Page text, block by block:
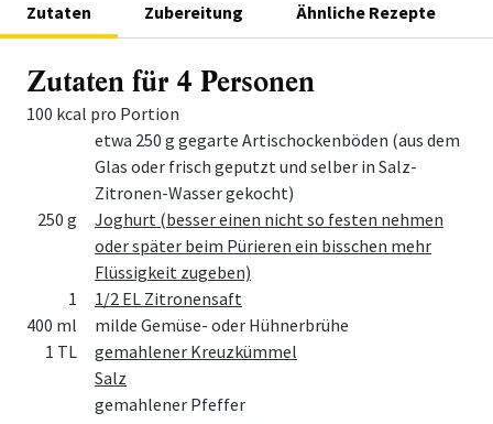
Zutaten Zubereitung Ähnliche Rezepte
Zutaten für 4 Personen
100 kcal pro Portion
Zutat
etwa 250 g gegarte Artischockenböden (aus dem
Glas oder frisch geputzt und selber in Salz-
Zitronen-Wasser gekocht)
250 g
Joghurt (besser einen nicht so festen nehmen
oder später beim Pürieren ein bisschen mehr
Flüssigkeit zugeben)
1
1/2 EL Zitronensaft
400 ml
milde Gemüse- oder Hühnerbrühe
1 TL
gemahlener Kreuzkümmel
Salz
gemahlener Pfeffer